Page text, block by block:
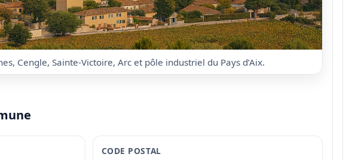
Cengle, Sainte-Victoire, Arc et pôle industriel du Pays d’Aix.
CODE POSTAL